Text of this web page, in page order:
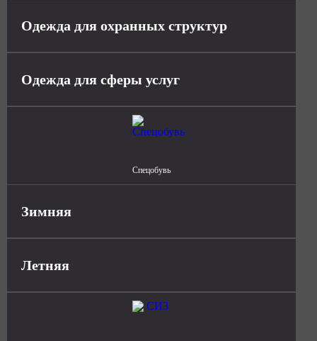
Одежда для охранных структур
Одежда для сферы услуг
Спецобувь
Зимняя
Летняя